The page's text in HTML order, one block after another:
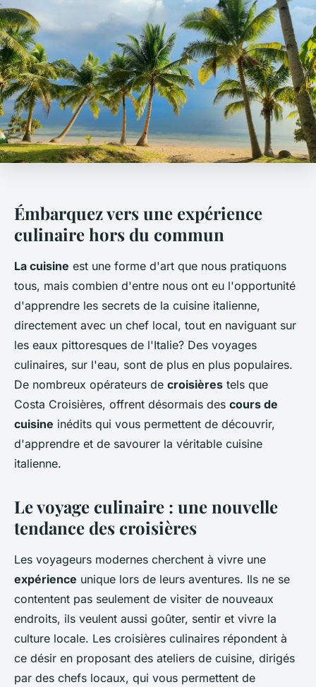
Émbarquez vers une expérience
culinaire hors du commun
La cuisine est une forme d'art que nous pratiquons
tous, mais combien d'entre nous ont eu l'opportunité
d'apprendre les secrets de la cuisine italienne,
directement avec un chef local, tout en naviguant sur
les eaux pittoresques de l'Italie? Des voyages
culinaires, sur l'eau, sont de plus en plus populaires.
De nombreux opérateurs de croisières tels que
Costa Croisières, offrent désormais des cours de
cuisine inédits qui vous permettent de découvrir,
d'apprendre et de savourer la véritable cuisine
italienne.
Le voyage culinaire : une nouvelle
tendance des croisières
Les voyageurs modernes cherchent à vivre une
expérience unique lors de leurs aventures. Ils ne se
contentent pas seulement de visiter de nouveaux
endroits, ils veulent aussi goûter, sentir et vivre la
culture locale. Les croisières culinaires répondent à
ce désir en proposant des ateliers de cuisine, dirigés
par des chefs locaux, qui vous permettent de